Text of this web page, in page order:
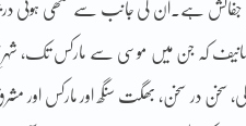
ہے۔ان کی جانب سے لکھی ہوئی
کہ جن میں موسی سے مارکس تک، شہرِ
سخن در سخن، بھگت سنگھ اور مارکس اور